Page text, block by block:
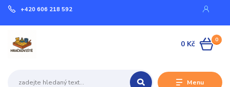
Menu
+420 606 218 592
0
0 Kč